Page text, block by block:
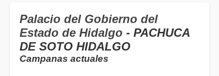
Palacio del Gobierno del
Estado de Hidalgo - PACHUCA
DE SOTO HIDALGO
Campanas actuales